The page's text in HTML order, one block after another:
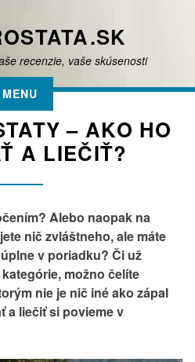
recenzie, vaše skúsenosti
MENU
– AKO HO
A LIEČIŤ?
Alebo naopak na
nič zvláštneho, ale máte
v poriadku? Či už
možno čelíte
nie je nič iné ako zápal
a liečiť si povieme v